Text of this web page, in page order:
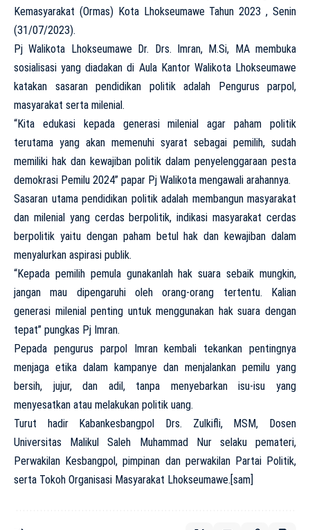
Kemasyarakat (Ormas) Kota Lhokseumawe Tahun 2023 , Senin
(31/07/2023).
Pj Walikota Lhokseumawe Dr. Drs. Imran, M.Si, MA membuka
sosialisasi yang diadakan di Aula Kantor Walikota Lhokseumawe
katakan sasaran pendidikan politik adalah Pengurus parpol,
masyarakat serta milenial.
“Kita edukasi kepada generasi milenial agar paham politik
terutama yang akan memenuhi syarat sebagai pemilih, sudah
memiliki hak dan kewajiban politik dalam penyelenggaraan pesta
demokrasi Pemilu 2024” papar Pj Walikota mengawali arahannya.
Sasaran utama pendidikan politik adalah membangun masyarakat
dan milenial yang cerdas berpolitik, indikasi masyarakat cerdas
berpolitik yaitu dengan paham betul hak dan kewajiban dalam
menyalurkan aspirasi publik.
“Kepada pemilih pemula gunakanlah hak suara sebaik mungkin,
jangan mau dipengaruhi oleh orang-orang tertentu. Kalian
generasi milenial penting untuk menggunakan hak suara dengan
tepat” pungkas Pj Imran.
Pepada pengurus parpol Imran kembali tekankan pentingnya
menjaga etika dalam kampanye dan menjalankan pemilu yang
bersih, jujur, dan adil, tanpa menyebarkan isu-isu yang
menyesatkan atau melakukan politik uang.
Turut hadir Kabankesbangpol Drs. Zulkifli, MSM, Dosen
Universitas Malikul Saleh Muhammad Nur selaku pemateri,
Perwakilan Kesbangpol, pimpinan dan perwakilan Partai Politik,
serta Tokoh Organisasi Masyarakat Lhokseumawe.[sam]